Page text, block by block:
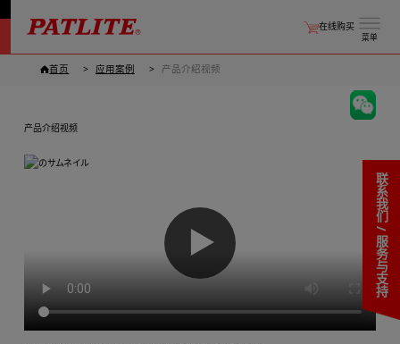
菜单
在线购买
联系我们 / 服务与支持
首页 应用案例 产品介绍视频
产品介绍视频
▶